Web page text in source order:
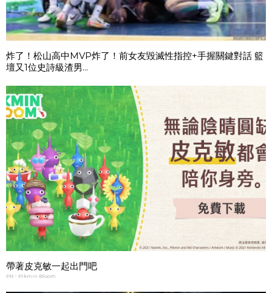
炸了！松山高中MVP炸了！前女友毀滅性指控+手握關鍵對話 籃
壇又1位史詩級渣男...
帶著皮克敏一起出門吧
PR・Pikmin Bloom